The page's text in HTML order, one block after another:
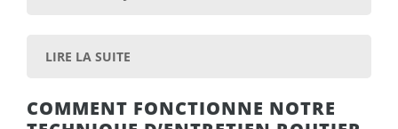
LIRE LA SUITE
COMMENT FONCTIONNE NOTRE